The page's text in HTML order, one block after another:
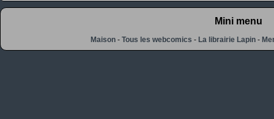
Mini menu
Maison -Tous les webcomics -La librairie Lapin -